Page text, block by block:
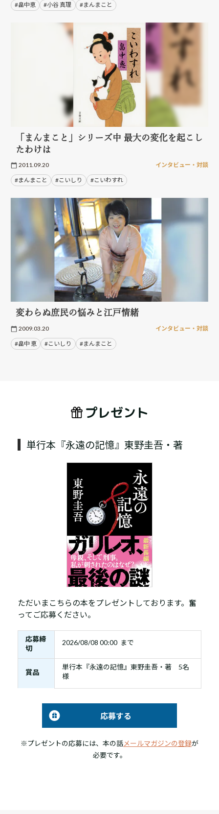
#畠中恵 #小谷 真理 #まんまこと
「まんまこと」シリーズ中 最大の変化を起こし
たわけは
2011.09.20 インタビュー・対談
#まんまこと #こいしり #こいわすれ
変わらぬ庶民の悩みと江戸情緒
2009.03.20 インタビュー・対談
#畠中 恵 #こいしり #まんまこと
プレゼント
単行本『永遠の記憶』東野圭吾・著
ただいまこちらの本をプレゼントしております。奮
ってご応募ください。
応募締
切
2026/08/08 00:00 まで
賞品
単行本『永遠の記憶』東野圭吾・著 5名
様
応募する
※プレゼントの応募には、本の話メールマガジンの登録が
必要です。